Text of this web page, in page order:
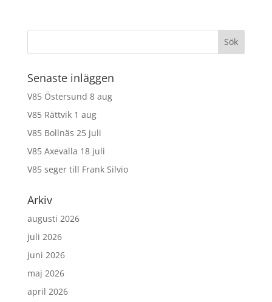
Senaste inläggen
V85 Östersund 8 aug
V85 Rättvik 1 aug
V85 Bollnäs 25 juli
V85 Axevalla 18 juli
V85 seger till Frank Silvio
Arkiv
augusti 2026
juli 2026
juni 2026
maj 2026
april 2026